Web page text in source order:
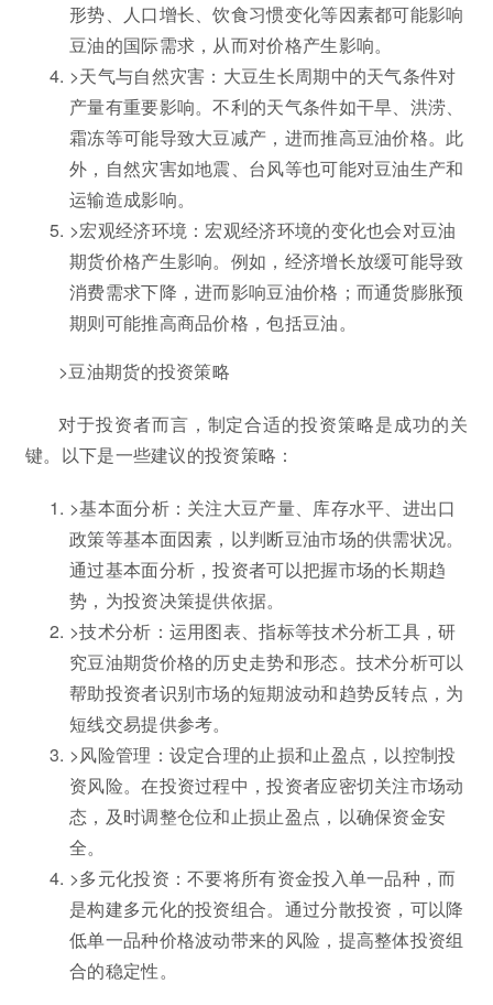
形势、人口增长、饮食习惯变化等因素都可能影响
豆油的国际需求，从而对价格产生影响。
>天气与自然灾害：大豆生长周期中的天气条件对
产量有重要影响。不利的天气条件如干旱、洪涝、
霜冻等可能导致大豆减产，进而推高豆油价格。此
外，自然灾害如地震、台风等也可能对豆油生产和
运输造成影响。
>宏观经济环境：宏观经济环境的变化也会对豆油
期货价格产生影响。例如，经济增长放缓可能导致
消费需求下降，进而影响豆油价格；而通货膨胀预
期则可能推高商品价格，包括豆油。
>豆油期货的投资策略
对于投资者而言，制定合适的投资策略是成功的关
键。以下是一些建议的投资策略：
>基本面分析：关注大豆产量、库存水平、进出口
政策等基本面因素，以判断豆油市场的供需状况。
通过基本面分析，投资者可以把握市场的长期趋
势，为投资决策提供依据。
>技术分析：运用图表、指标等技术分析工具，研
究豆油期货价格的历史走势和形态。技术分析可以
帮助投资者识别市场的短期波动和趋势反转点，为
短线交易提供参考。
>风险管理：设定合理的止损和止盈点，以控制投
资风险。在投资过程中，投资者应密切关注市场动
态，及时调整仓位和止损止盈点，以确保资金安
全。
>多元化投资：不要将所有资金投入单一品种，而
是构建多元化的投资组合。通过分散投资，可以降
低单一品种价格波动带来的风险，提高整体投资组
合的稳定性。